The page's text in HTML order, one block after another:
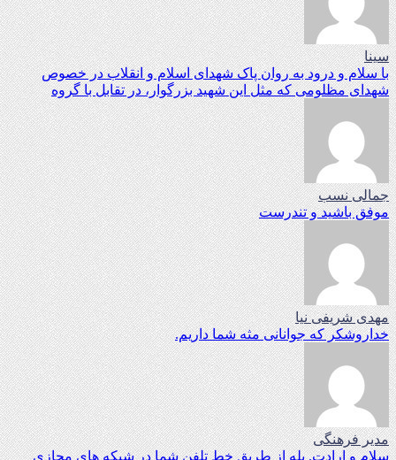
سینا
با سلام و درود به روان پاک شهدای اسلام و انقلاب در خصوص
شهدای مظلومی که مثل این شهید بزرگوار، در تقابل با گروه
جمالی نسب
موفق باشید و تندرست
مهدی شریفی نیا
خداروشکر که جوانانی مثه شما داریم.
مدیر فرهنگی
سلام و ارادت. بله از طریق خط تلفن شما در شبکه های مجازی